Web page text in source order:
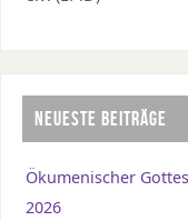
NEUESTE BEITRÄGE
Ökumenischer
2026